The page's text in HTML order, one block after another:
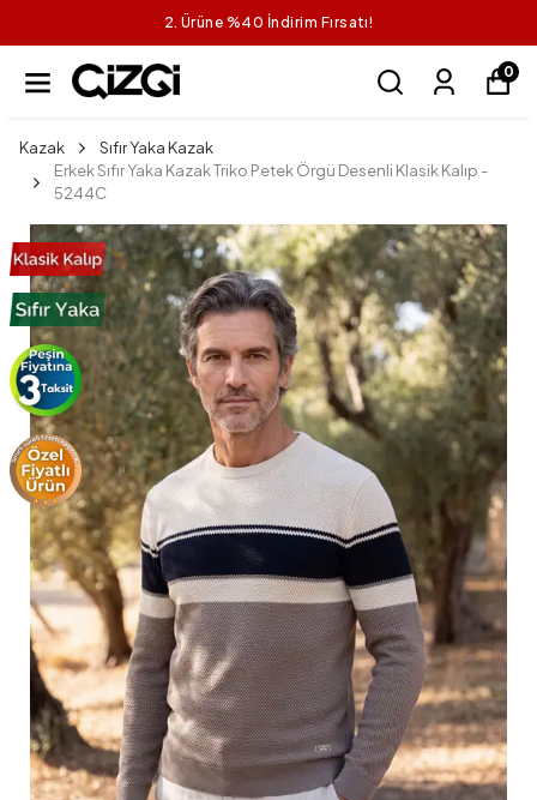
2. Ürüne %40 İndirim Fırsatı!
0
Kazak
Sıfır Yaka Kazak
Erkek Sıfır Yaka Kazak Triko Petek Örgü Desenli Klasik Kalıp -
5244C